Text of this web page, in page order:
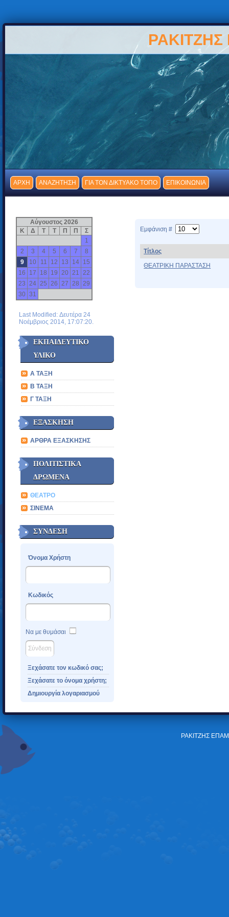
ΑΡΧΗ ΑΝΑΖΗΤΗΣΗ ΓΙΑ ΤΟΝ ΔΙΚΤΥΑΚΟ ΤΟΠΟ ΕΠΙΚΟΙΝΩΝΙΑ
Αύγουστος 2026
Κ
Δ Τ Τ Π Π
Σ
1
2
3 4 5 6 7
8
9
10 11 12 13 14 15
16
17 18 19 20 21 22
23 24 25 26 27 28 29
30 31
Last Modified: Δευτέρα 24
Νοέμβριος 2014, 17:07:20.
ΕΚΠΑΙΔΕΥΤΙΚΟ
ΥΛΙΚΟ
Α ΤΑΞΗ
Β ΤΑΞΗ
Γ ΤΑΞΗ
ΕΞΑΣΚΗΣΗ
ΑΡΘΡΑ ΕΞΑΣΚΗΣΗΣ
ΠΟΛΙΤΙΣΤΙΚΑ
ΔΡΩΜΕΝΑ
ΘΕΑΤΡΟ
ΣΙΝΕΜΑ
ΣΥΝΔΕΣΗ
Όνομα Χρήστη
Κωδικός
Να με θυμάσαι
Ξεχάσατε τον κωδικό σας;
Ξεχάσατε το όνομα χρήστη;
Δημιουργία λογαριασμού
Εμφάνιση #
Τίτλος
ΘΕΑΤΡΙΚΗ ΠΑΡΑΣΤΑΣΗ
ΡΑΚΙΤΖΗΣ